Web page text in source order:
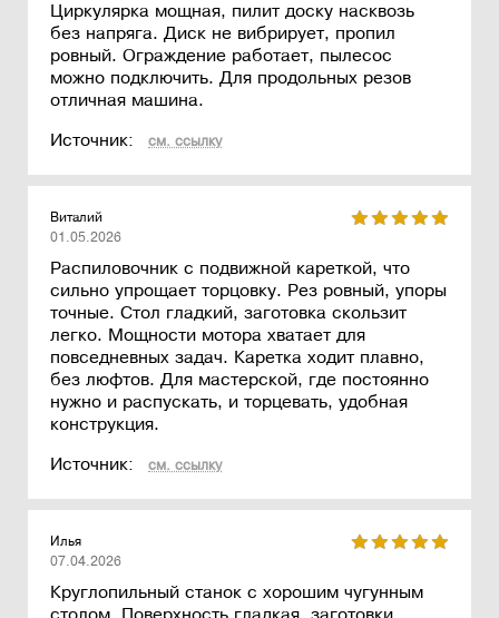
Циркулярка мощная, пилит доску насквозь
без напряга. Диск не вибрирует, пропил
ровный. Ограждение работает, пылесос
можно подключить. Для продольных резов
отличная машина.
Источник:
см. ссылку
Виталий
01.05.2026
Распиловочник с подвижной кареткой, что
сильно упрощает торцовку. Рез ровный, упоры
точные. Стол гладкий, заготовка скользит
легко. Мощности мотора хватает для
повседневных задач. Каретка ходит плавно,
без люфтов. Для мастерской, где постоянно
нужно и распускать, и торцевать, удобная
конструкция.
Источник:
см. ссылку
Илья
07.04.2026
Круглопильный станок с хорошим чугунным